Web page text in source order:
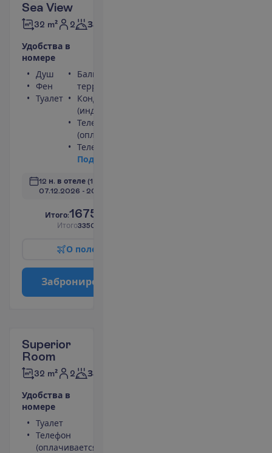
Sea View
32 m² 2 Завтраки
Удобства в
номере
Душ
Фен
Туалет
Балкон или
терраса
Кондиционер
(индивидуальный)
Телефон
(оплачивается)
Телевизор
Под
12 н. в отеле (14 н. всего)
07.12.2026 - 20.12.2026
Итого:1675.00
Итого3350.00
О поле
Заброниро
Superior
Room
32 m² 2 Завтраки
Удобства в
номере
Туалет
Телефон
(оплачивается)